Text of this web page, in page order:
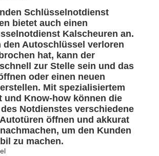
Schlüsselnotdienst
bietet auch einen
Kalscheuren an.
den Autoschlüssel verloren
hat, kann der
zur Stelle sein und das
oder einen neuen
Mit spezialisiertem
und Know-how können die
Notdienstes verschiedene
öffnen und akkurat
um den Kunden
zu machen.